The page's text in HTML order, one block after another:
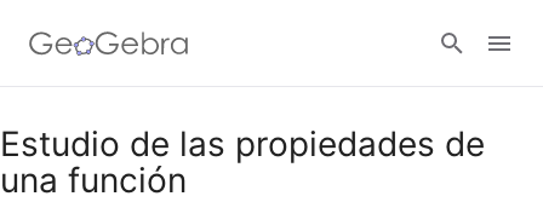
Google Classroom
Estudio de las propiedades de
una función